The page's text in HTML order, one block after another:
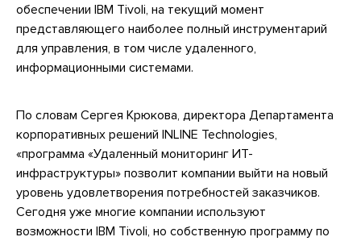
обеспечении IBM Tivoli, на текущий момент
представляющего наиболее полный инструментарий
для управления, в том числе удаленного,
информационными системами.
По словам Сергея Крюкова, директора Департамента
корпоративных решений INLINE Technologies,
«программа «Удаленный мониторинг ИТ-
инфраструктуры» позволит компании выйти на новый
уровень удовлетворения потребностей заказчиков.
Сегодня уже многие компании используют
возможности IBM Tivoli, но собственную программу по